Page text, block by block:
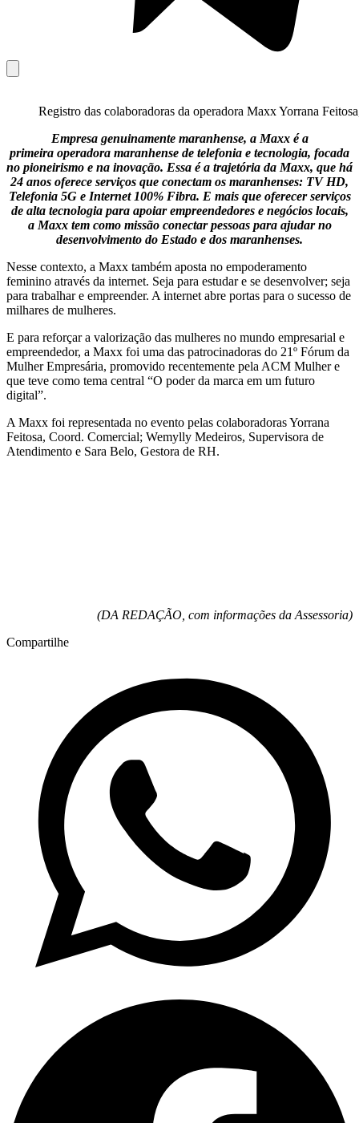
Registro das colaboradoras da operadora Maxx Yorrana
Empresa genuinamente maranhense, a Maxx é a
primeira operadora maranhense de telefonia e tecnologia, focada
no pioneirismo e na inovação. Essa é a trajetória da Maxx, que há
24 anos oferece serviços que conectam os maranhenses: TV HD,
Telefonia 5G e Internet 100% Fibra. E mais que oferecer serviços
de alta tecnologia para apoiar empreendedores e negócios locais,
a Maxx tem como missão conectar pessoas para ajudar no
desenvolvimento do Estado e dos maranhenses.
Nesse contexto, a Maxx também aposta no empoderamento
feminino através da internet. Seja para estudar e se desenvolver; seja
para trabalhar e empreender. A internet abre portas para o sucesso de
milhares de mulheres.
E para reforçar a valorização das mulheres no mundo empresarial e
empreendedor, a Maxx foi uma das patrocinadoras do 21º Fórum da
Mulher Empresária, promovido recentemente pela ACM Mulher e
que teve como tema central “O poder da marca em um futuro
digital”.
A Maxx foi representada no evento pelas colaboradoras Yorrana
Feitosa, Coord. Comercial; Wemylly Medeiros, Supervisora de
Atendimento e Sara Belo, Gestora de RH.
(DA REDAÇÃO, com informações da Assessoria)
Compartilhe